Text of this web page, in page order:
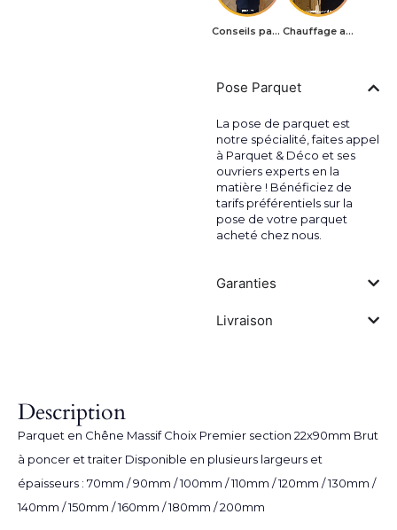
Conseils parquets Chauffage au sol
Pose Parquet
La pose de parquet est
notre spécialité, faites appel
à Parquet & Déco et ses
ouvriers experts en la
matière ! Bénéficiez de
tarifs préférentiels sur la
pose de votre parquet
acheté chez nous.
Garanties
Livraison
Description
Parquet en Chêne Massif Choix Premier section 22x90mm Brut
à poncer et traiter Disponible en plusieurs largeurs et
épaisseurs : 70mm / 90mm / 100mm / 110mm / 120mm / 130mm /
140mm / 150mm / 160mm / 180mm / 200mm